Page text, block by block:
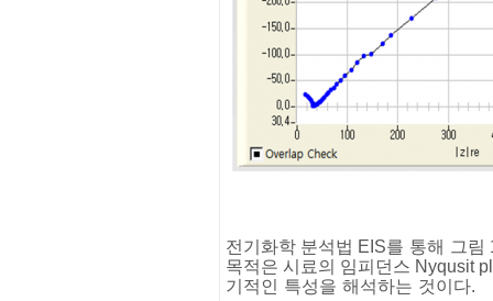
전기화학 분석법 EIS를 통해 그림
목적은 시료의 임피던스 Nyqusit
기적인
특성을 해석하는 것이다.